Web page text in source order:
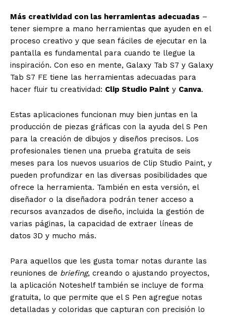
Más creatividad con las herramientas adecuadas –
tener siempre a mano herramientas que ayuden en el
proceso creativo y que sean fáciles de ejecutar en la
pantalla es fundamental para cuando te llegue la
inspiración. Con eso en mente, Galaxy Tab S7 y Galaxy
Tab S7 FE tiene las herramientas adecuadas para
hacer fluir tu creatividad: Clip Studio Paint y Canva.
Estas aplicaciones funcionan muy bien juntas en la
producción de piezas gráficas con la ayuda del S Pen
para la creación de dibujos y diseños precisos. Los
profesionales tienen una prueba gratuita de seis
meses para los nuevos usuarios de Clip Studio Paint, y
pueden profundizar en las diversas posibilidades que
ofrece la herramienta. También en esta versión, el
diseñador o la diseñadora podrán tener acceso a
recursos avanzados de diseño, incluida la gestión de
varias páginas, la capacidad de extraer líneas de
datos 3D y mucho más.
Para aquellos que les gusta tomar notas durante las
reuniones de briefing, creando o ajustando proyectos,
la aplicación Noteshelf también se incluye de forma
gratuita, lo que permite que el S Pen agregue notas
detalladas y coloridas que capturan con precisión lo